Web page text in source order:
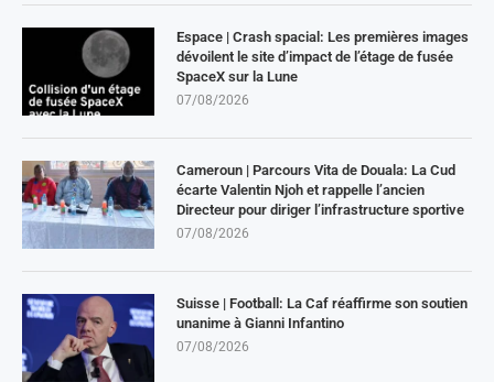
Espace | Crash spacial: Les premières images
dévoilent le site d’impact de l’étage de fusée
SpaceX sur la Lune
07/08/2026
Cameroun | Parcours Vita de Douala: La Cud
écarte Valentin Njoh et rappelle l’ancien
Directeur pour diriger l’infrastructure sportive
07/08/2026
Suisse | Football: La Caf réaffirme son soutien
unanime à Gianni Infantino
07/08/2026